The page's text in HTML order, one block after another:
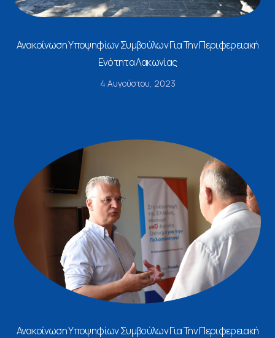
Ανακοίνωση Υποψηφίων Συμβούλων Για Την Περιφερειακή
Ενότητα Λακωνίας
4 Αυγούστου, 2023
Ανακοίνωση Υποψηφίων Συμβούλων Για Την Περιφερειακή